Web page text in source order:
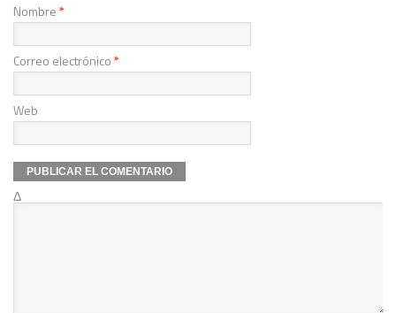
Nombre*
Correo electrónico*
Web
Δ